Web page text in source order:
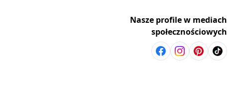
Nasze profile w mediach
społecznościowych